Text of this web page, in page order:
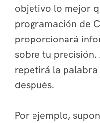
objetivo lo mejor
programación de
proporcionará
sobre tu
repetirá la palabra
después.
Por ejemplo,